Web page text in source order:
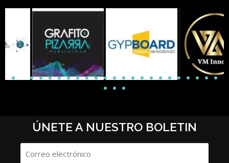
ÚNETE A NUESTRO BOLETIN